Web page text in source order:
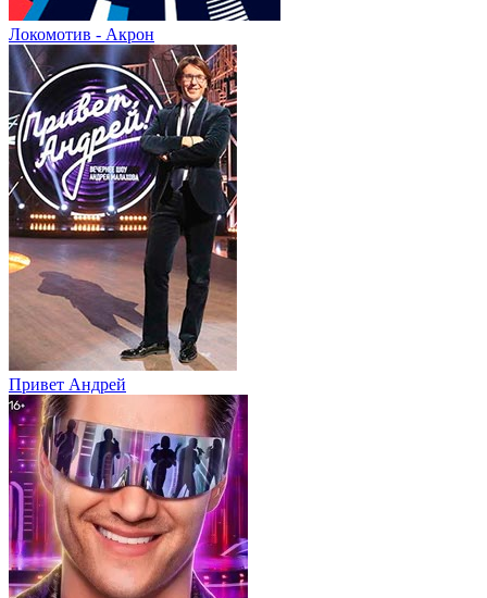
Локомотив - Акрон
Привет Андpей